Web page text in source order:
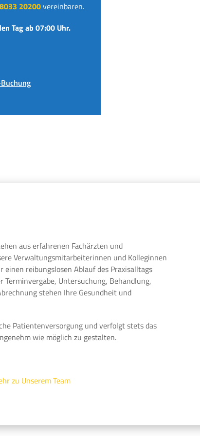
20200vereinbaren.
Tag ab 07:00 Uhr.
aus erfahrenen Fachärzten und
Verwaltungsmitarbeiterinnen und Kolleginnen
einen reibungslosen Ablauf des Praxisalltags
Terminvergabe, Untersuchung, Behandlung,
stehen Ihre Gesundheit und
Patientenversorgung und verfolgt stets das
wie möglich zu gestalten.
zu Unserem Team